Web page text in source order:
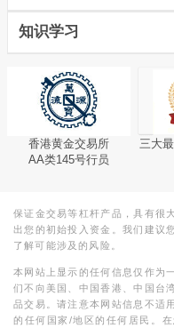
知识学习
香港黄金交易所
AA类145号行员
三大
保证金交易等杠杆产品，具有很
出您的初始投入资金。我们建议
了解可能涉及的风险。
本网站上显示的任何信息仅作为
们不向美国、中国香港、中国台
品交易。请注意本网站信息不适
的任何国家/地区的任何居民。